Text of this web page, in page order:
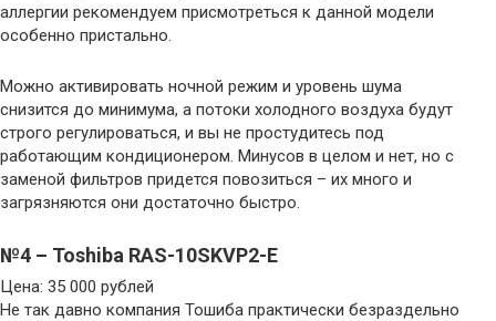
аллергии рекомендуем присмотреться к данной модели
особенно пристально.
Можно активировать ночной режим и уровень шума
снизится до минимума, а потоки холодного воздуха будут
строго регулироваться, и вы не простудитесь под
работающим кондиционером. Минусов в целом и нет, но с
заменой фильтров придется повозиться – их много и
загрязняются они достаточно быстро.
№4 – Toshiba RAS-10SKVP2-E
Цена: 35 000 рублей
Не так давно компания Тошиба практически безраздельно